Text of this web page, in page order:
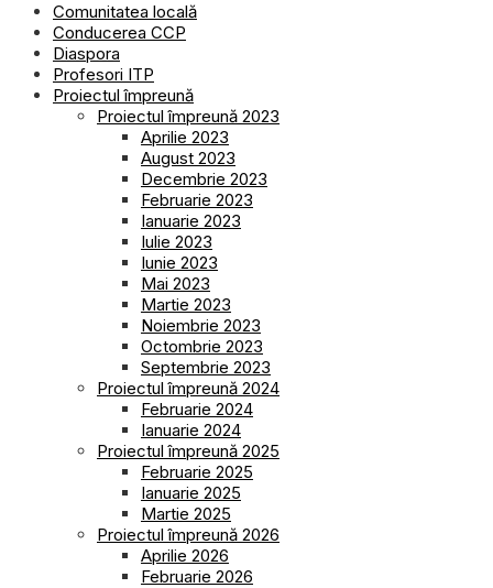
Comunitatea locală
Conducerea CCP
Diaspora
Profesori ITP
Proiectul împreună
Proiectul împreună 2023
Aprilie 2023
August 2023
Decembrie 2023
Februarie 2023
Ianuarie 2023
Iulie 2023
Iunie 2023
Mai 2023
Martie 2023
Noiembrie 2023
Octombrie 2023
Septembrie 2023
Proiectul împreună 2024
Februarie 2024
Ianuarie 2024
Proiectul împreună 2025
Februarie 2025
Ianuarie 2025
Martie 2025
Proiectul împreună 2026
Aprilie 2026
Februarie 2026